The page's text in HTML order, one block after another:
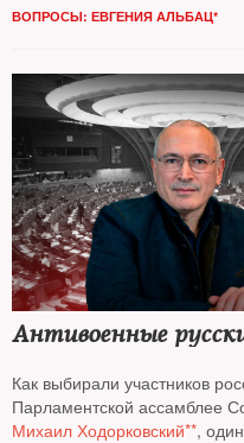
и Евразии Фонда Карнеги
ВОПРОСЫ: ЕВГЕНИЯ АЛЬБАЦ*
Антивоенные
Как выбирали участников
Парламентской ассамблее
Михаил Ходорковский**,